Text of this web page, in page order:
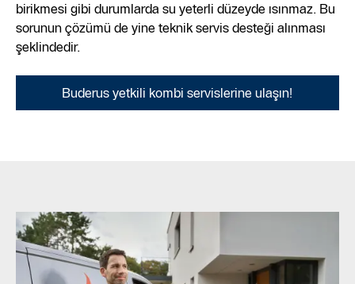
birikmesi gibi durumlarda su yeterli düzeyde ısınmaz. Bu
sorunun çözümü de yine teknik servis desteği alınması
şeklindedir.
Buderus yetkili kombi servislerine ulaşın!